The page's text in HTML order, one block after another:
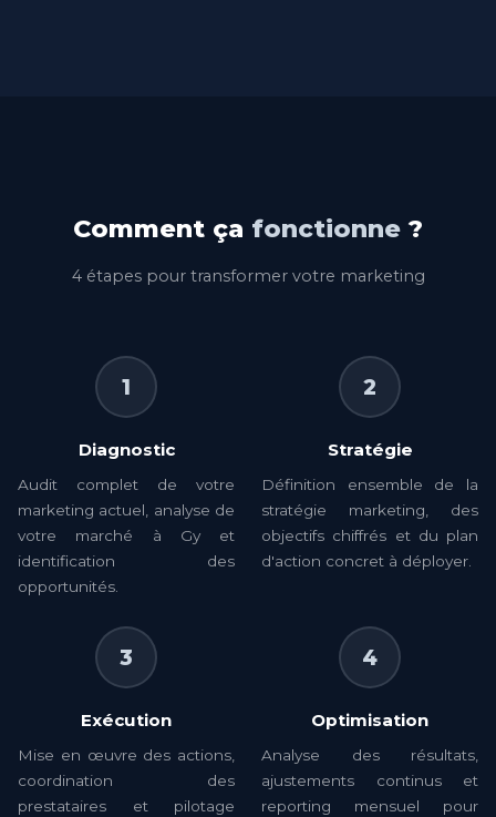
Comment ça fonctionne ?
4 étapes pour transformer votre marketing
1
Diagnostic
Audit complet de votre
marketing actuel, analyse de
votre marché à Gy et
identification des
opportunités.
2
Stratégie
Définition ensemble de la
stratégie marketing, des
objectifs chiffrés et du plan
d'action concret à déployer.
3
Exécution
Mise en œuvre des actions,
coordination des
prestataires et pilotage
4
Optimisation
Analyse des résultats,
ajustements continus et
reporting mensuel pour